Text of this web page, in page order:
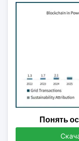
Понять